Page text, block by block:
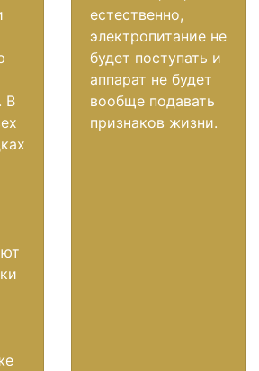
В
естественно,
электропитание не
будет поступать и
аппарат не будет
вообще подавать
признаков жизни.